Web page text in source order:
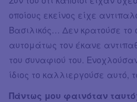
οποίους εκείνος είχε
Βασιλικός… Δεν κρατούσε το
αυτομάτως τον έκανε
του συναφιού του.
ίδιος το καλλιεργούσε αυτό,
Πάντως μου φαινόταν